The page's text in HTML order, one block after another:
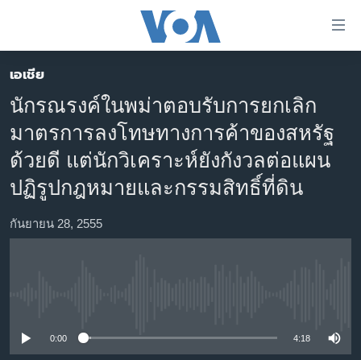
ต่อ
ไป
เนื้อหา
หลัก
ข้าม
ไป
หลัก
ค้นหา
หน้าหลัก
โลก
เอเชีย
สหรัฐฯ
ไทย
ธุรกิจ
ตรวจสอบข่าว
เอเชีย
นักรณรงค์ในพม่าตอบรับการยกเลิก
มาตรการลงโทษทางการค้าของสหรัฐ
ด้วยดี แต่นักวิเคราะห์ยังกังวลต่อแผน
ปฏิรูปกฎหมายและกรรมสิทธิ์ที่ดิน
กันยายน 28, 2555
0:00 4:18